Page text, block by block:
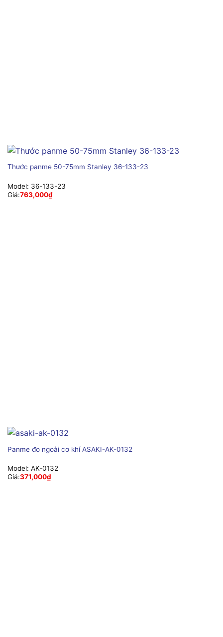
Thước panme 50-75mm Stanley 36-133-23
Model: 36-133-23
Giá:763,000₫
Panme đo ngoài cơ khí ASAKI-AK-0132
Model: AK-0132
Giá:371,000₫